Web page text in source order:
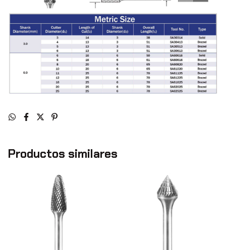
Productos similares